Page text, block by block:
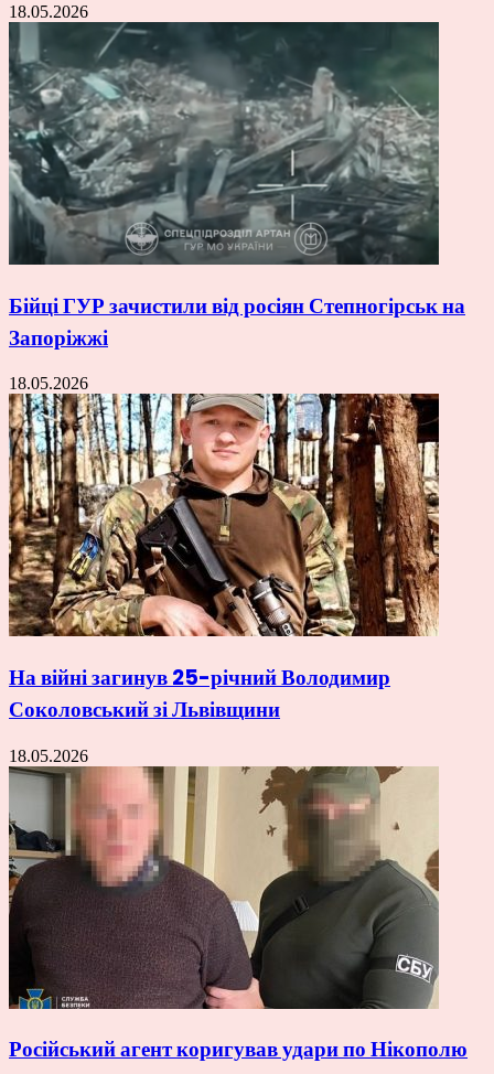
18.05.2026
Бійці ГУР зачистили від росіян Степногірськ на
Запоріжжі
18.05.2026
На війні загинув 25-річний Володимир
Соколовський зі Львівщини
18.05.2026
Російський агент коригував удари по Нікополю